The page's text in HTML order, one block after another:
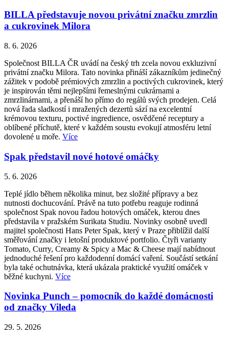
BILLA představuje novou privátní značku zmrzlin
a cukrovinek Milora
8. 6. 2026
Společnost BILLA ČR uvádí na český trh zcela novou exkluzivní
privátní značku Milora. Tato novinka přináší zákazníkům jedinečný
zážitek v podobě prémiových zmrzlin a poctivých cukrovinek, který
je inspirován těmi nejlepšími řemeslnými cukrárnami a
zmrzlinárnami, a přenáší ho přímo do regálů svých prodejen. Celá
nová řada sladkostí i mražených dezertů sází na excelentní
krémovou texturu, poctivé ingredience, osvědčené receptury a
oblíbené příchutě, které v každém soustu evokují atmosféru letní
dovolené u moře. Více
Spak představil nové hotové omáčky
5. 6. 2026
Teplé jídlo během několika minut, bez složité přípravy a bez
nutnosti dochucování. Právě na tuto potřebu reaguje rodinná
společnost Spak novou řadou hotových omáček, kterou dnes
představila v pražském Surikata Studiu. Novinky osobně uvedl
majitel společnosti Hans Peter Spak, který v Praze přiblížil další
směřování značky i letošní produktové portfolio. Čtyři varianty
Tomato, Curry, Creamy & Spicy a Mac & Cheese mají nabídnout
jednoduché řešení pro každodenní domácí vaření. Součástí setkání
byla také ochutnávka, která ukázala praktické využití omáček v
běžné kuchyni. Více
Novinka Punch – pomocník do každé domácnosti
od značky Vileda
29. 5. 2026